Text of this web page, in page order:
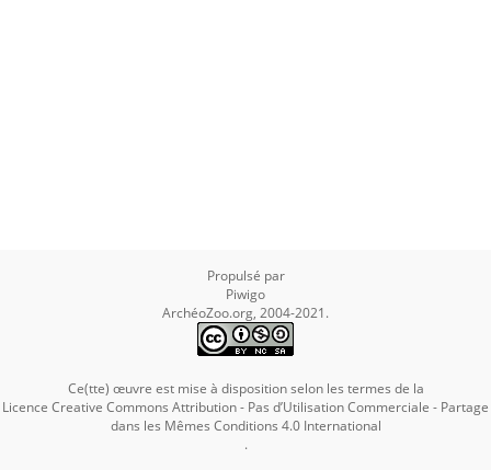
Propulsé par
Piwigo
ArchéoZoo.org, 2004-2021.
Ce(tte) œuvre est mise à disposition selon les termes de la
Licence Creative Commons Attribution - Pas d’Utilisation Commerciale - Partage
dans les Mêmes Conditions 4.0 International
.